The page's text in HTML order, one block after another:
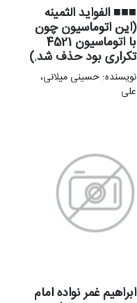
■■■ الفواید الثمینه
(این اتوماسیون چون
با اتوماسیون 4521
تکراری بود حذف شد.)
نویسنده: حسینی میلانی،
علی
ابراهیم غمر نواده امام